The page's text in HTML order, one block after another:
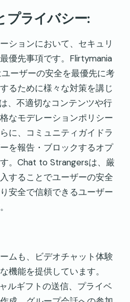
プライバシー:
ションにおいて、セキュリ
優先事項です。Flirtymania
ーザーの安全を最優先に考
るために様々な対策を講じ
、不適切なコンテンツや行
なモデレーションポリシー
に、コミュニティガイドラ
を報告・ブロックするオプ
。Chat to Strangersは、厳
することでユーザーの安全
安全で信頼できるユーザー
ムも、ビデオチャット体験
機能を提供しています。
ルギフトの送信、プライベ